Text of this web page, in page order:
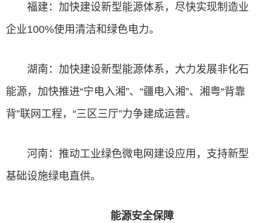
福建：加快建设新型能源体系，尽快实现制造业
企业100%使用清洁和绿色电力。
湖南：加快建设新型能源体系，大力发展非化石
能源，加快推进“宁电入湘”、“疆电入湘”、湘粤“背靠
背”联网工程，“三区三厅”力争建成运营。
河南：推动工业绿色微电网建设应用，支持新型
基础设施绿电直供。
能源安全保障